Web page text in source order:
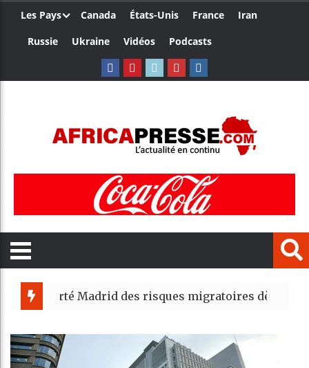
Les Pays Canada États-Unis France
Iran
Russie
Ukraine Vidéos Podcasts
Madrid des risques migratoires dès juillet| 05 Aug
des fugitifs les plus recherchés pour un meurtre